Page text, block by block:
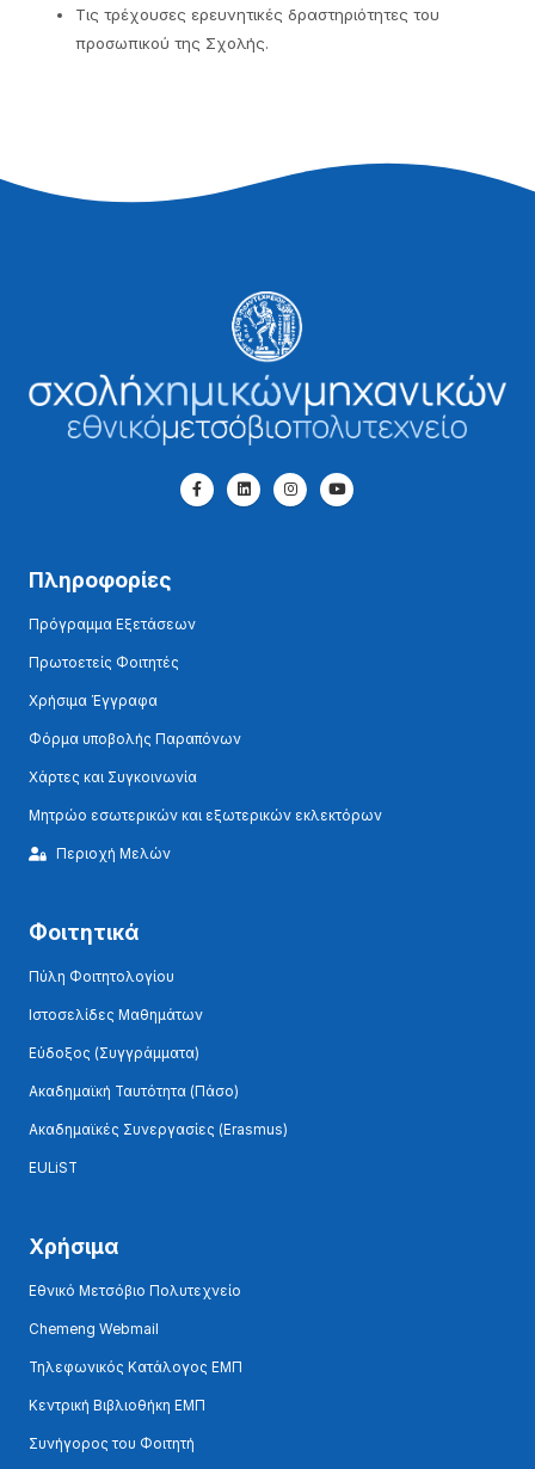
Τις τρέχουσες ερευνητικές δραστηριότητες του
προσωπικού της Σχολής.
Πληροφορίες
Πρόγραμμα Εξετάσεων
Πρωτοετείς Φοιτητές
Χρήσιμα Έγγραφα
Φόρμα υποβολής Παραπόνων
Χάρτες και Συγκοινωνία
Μητρώο εσωτερικών και εξωτερικών εκλεκτόρων
Περιοχή Μελών
Φοιτητικά
Πύλη Φοιτητολογίου
Ιστοσελίδες Μαθημάτων
Εύδοξος (Συγγράμματα)
Ακαδημαϊκή Ταυτότητα (Πάσο)
Ακαδημαϊκές Συνεργασίες (Erasmus)
EULiST
Χρήσιμα
Εθνικό Μετσόβιο Πολυτεχνείο
Chemeng Webmail
Τηλεφωνικός Κατάλογος ΕΜΠ
Κεντρική Βιβλιοθήκη ΕΜΠ
Συνήγορος του Φοιτητή